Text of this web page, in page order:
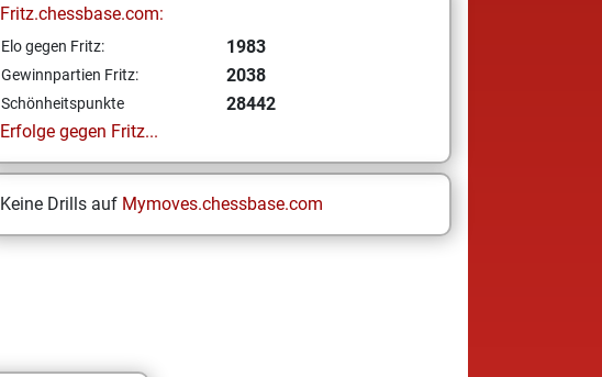
Fritz.chessbase.com:
Elo gegen Fritz: 1983
Gewinnpartien Fritz: 2038
Schönheitspunkte
28442
Erfolge gegen Fritz...
Keine Drills auf Mymoves.chessbase.com